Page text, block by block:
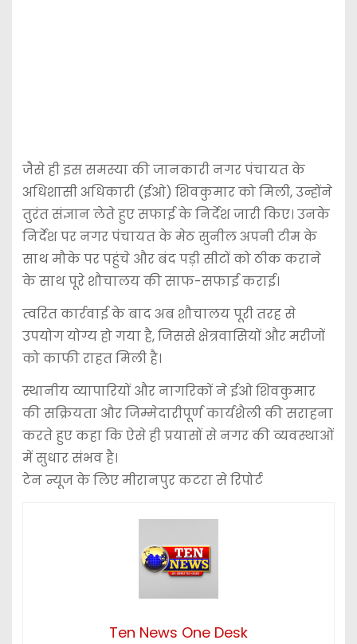
जैसे ही इस समस्या की जानकारी नगर पंचायत के
अधिशासी अधिकारी (ईओ) शिवकुमार को मिली, उन्होंने
तुरंत संज्ञान लेते हुए सफाई के निर्देश जारी किए। उनके
निर्देश पर नगर पंचायत के मेठ सुनील अपनी टीम के
साथ मौके पर पहुंचे और बंद पड़ी सीटों को ठीक कराने
के साथ पूरे शौचालय की साफ-सफाई कराई।
त्वरित कार्रवाई के बाद अब शौचालय पूरी तरह से
उपयोग योग्य हो गया है, जिससे क्षेत्रवासियों और मरीजों
को काफी राहत मिली है।
स्थानीय व्यापारियों और नागरिकों ने ईओ शिवकुमार
की सक्रियता और जिम्मेदारीपूर्ण कार्यशैली की सराहना
करते हुए कहा कि ऐसे ही प्रयासों से नगर की व्यवस्थाओं
में सुधार संभव है।
टेन न्यूज के लिए मीरानपुर कटरा से रिपोर्ट
Ten News One Desk